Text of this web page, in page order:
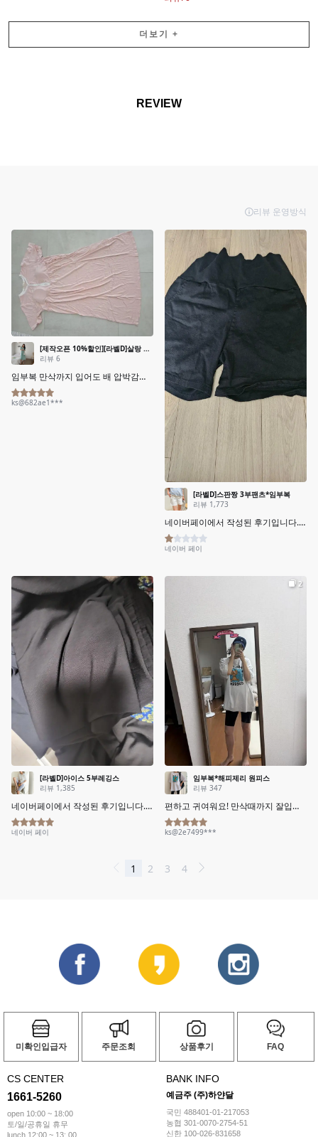
더보기 +
REVIEW
미확인입급자 주문조회 상품후기 FAQ
CS CENTER
1661-5260
open 10:00 ~ 18:00
토/일/공휴일 휴무
lunch 12:00 ~ 13: 00
BANK INFO
예금주 (주)하얀달
국민 488401-01-217053
농협 301-0070-2754-51
신한 100-026-831658